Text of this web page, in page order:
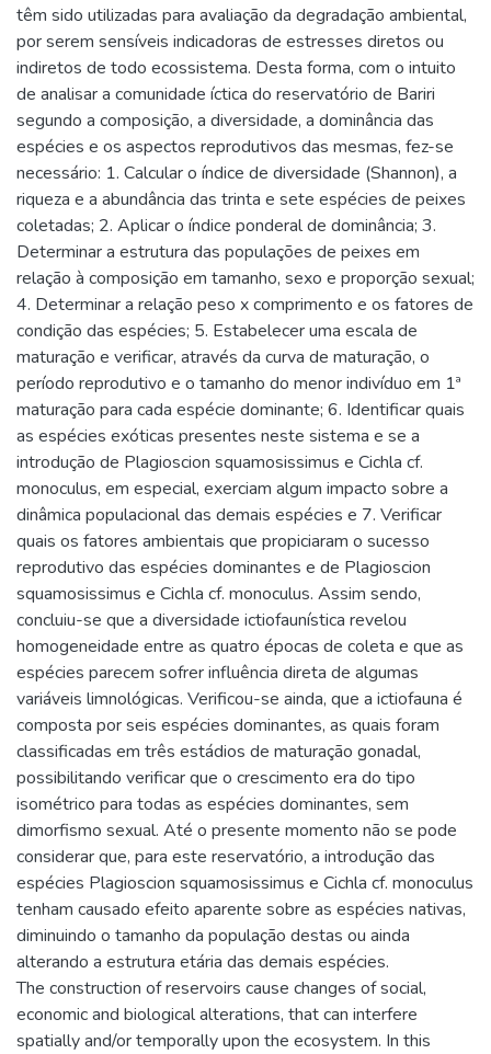
têm sido utilizadas para avaliação da degradação ambiental,
por serem sensíveis indicadoras de estresses diretos ou
indiretos de todo ecossistema. Desta forma, com o intuito
de analisar a comunidade íctica do reservatório de Bariri
segundo a composição, a diversidade, a dominância das
espécies e os aspectos reprodutivos das mesmas, fez-se
necessário: 1. Calcular o índice de diversidade (Shannon), a
riqueza e a abundância das trinta e sete espécies de peixes
coletadas; 2. Aplicar o índice ponderal de dominância; 3.
Determinar a estrutura das populações de peixes em
relação à composição em tamanho, sexo e proporção sexual;
4. Determinar a relação peso x comprimento e os fatores de
condição das espécies; 5. Estabelecer uma escala de
maturação e verificar, através da curva de maturação, o
período reprodutivo e o tamanho do menor indivíduo em 1ª
maturação para cada espécie dominante; 6. Identificar quais
as espécies exóticas presentes neste sistema e se a
introdução de Plagioscion squamosissimus e Cichla cf.
monoculus, em especial, exerciam algum impacto sobre a
dinâmica populacional das demais espécies e 7. Verificar
quais os fatores ambientais que propiciaram o sucesso
reprodutivo das espécies dominantes e de Plagioscion
squamosissimus e Cichla cf. monoculus. Assim sendo,
concluiu-se que a diversidade ictiofaunística revelou
homogeneidade entre as quatro épocas de coleta e que as
espécies parecem sofrer influência direta de algumas
variáveis limnológicas. Verificou-se ainda, que a ictiofauna é
composta por seis espécies dominantes, as quais foram
classificadas em três estádios de maturação gonadal,
possibilitando verificar que o crescimento era do tipo
isométrico para todas as espécies dominantes, sem
dimorfismo sexual. Até o presente momento não se pode
considerar que, para este reservatório, a introdução das
espécies Plagioscion squamosissimus e Cichla cf. monoculus
tenham causado efeito aparente sobre as espécies nativas,
diminuindo o tamanho da população destas ou ainda
alterando a estrutura etária das demais espécies.
The construction of reservoirs cause changes of social,
economic and biological alterations, that can interfere
spatially and/or temporally upon the ecosystem. In this